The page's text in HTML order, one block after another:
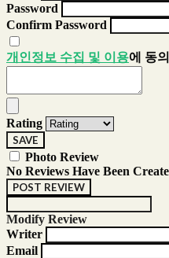
Password
Confirm Password
개인정보 수집 및 이용에 동
Rating
SAVE
Photo Review
No Reviews Have Been
POST REVIEW
Modify Review
Writer
Email